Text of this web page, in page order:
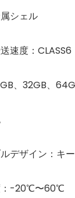
シェル
速度：CLASS6
、32GB、
デザイン：キ
：-20℃〜60℃